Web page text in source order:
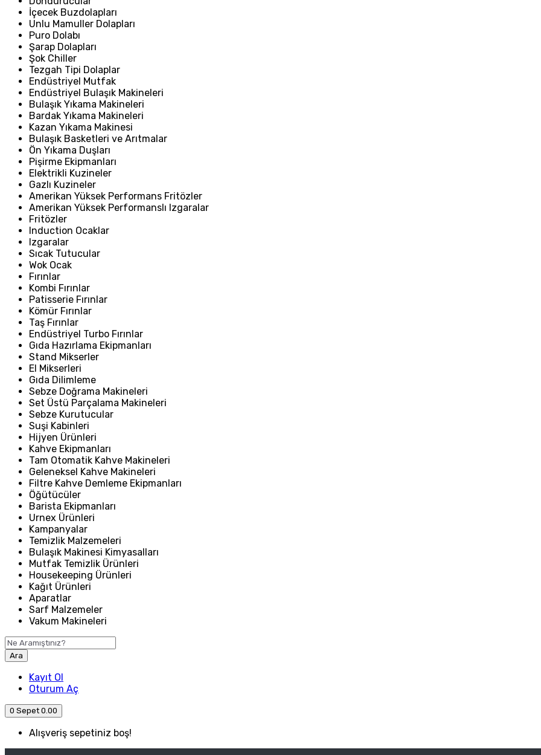
İçecek Buzdolapları
Unlu Mamuller Dolapları
Puro Dolabı
Şarap Dolapları
Şok Chiller
Tezgah Tipi Dolaplar
Endüstriyel Mutfak
Endüstriyel Bulaşık Makineleri
Bulaşık Yıkama Makineleri
Bardak Yıkama Makineleri
Kazan Yıkama Makinesi
Bulaşık Basketleri ve Arıtmalar
Ön Yıkama Duşları
Pişirme Ekipmanları
Elektrikli Kuzineler
Gazlı Kuzineler
Amerikan Yüksek Performans Fritözler
Amerikan Yüksek Performanslı Izgaralar
Fritözler
Induction Ocaklar
Izgaralar
Sıcak Tutucular
Wok Ocak
Fırınlar
Kombi Fırınlar
Patisserie Fırınlar
Kömür Fırınlar
Taş Fırınlar
Endüstriyel Turbo Fırınlar
Gıda Hazırlama Ekipmanları
Stand Mikserler
El Mikserleri
Gıda Dilimleme
Sebze Doğrama Makineleri
Set Üstü Parçalama Makineleri
Sebze Kurutucular
Suşi Kabinleri
Hijyen Ürünleri
Kahve Ekipmanları
Tam Otomatik Kahve Makineleri
Geleneksel Kahve Makineleri
Filtre Kahve Demleme Ekipmanları
Öğütücüler
Barista Ekipmanları
Urnex Ürünleri
Kampanyalar
Temizlik Malzemeleri
Bulaşık Makinesi Kimyasalları
Mutfak Temizlik Ürünleri
Housekeeping Ürünleri
Kağıt Ürünleri
Aparatlar
Sarf Malzemeler
Vakum Makineleri
Ara
Kayıt Ol
Oturum Aç
0 Sepet 0.00
Alışveriş sepetiniz boş!